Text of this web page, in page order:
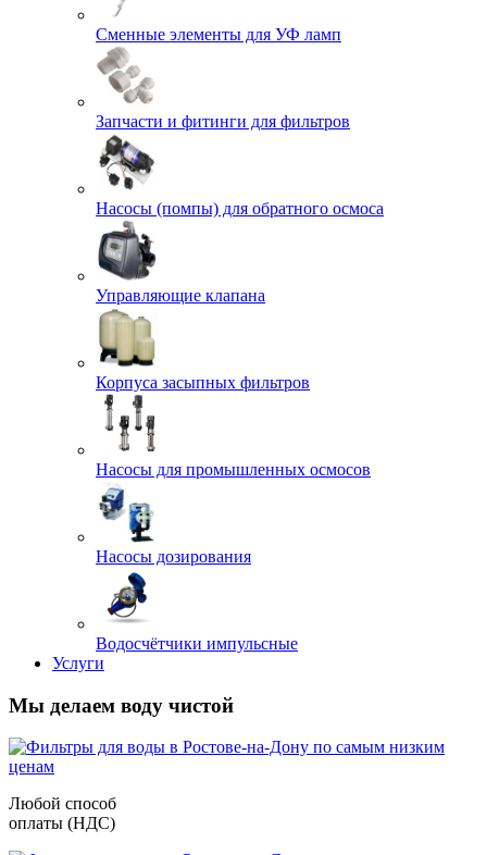
Сменные элементы для УФ ламп
Запчасти и фитинги для фильтров
Насосы (помпы) для обратного осмоса
Управляющие клапана
Корпуса засыпных фильтров
Насосы для промышленных осмосов
Насосы дозирования
Водосчётчики импульсные
Услуги
Мы делаем воду чистой
Любой способ
оплаты (НДС)